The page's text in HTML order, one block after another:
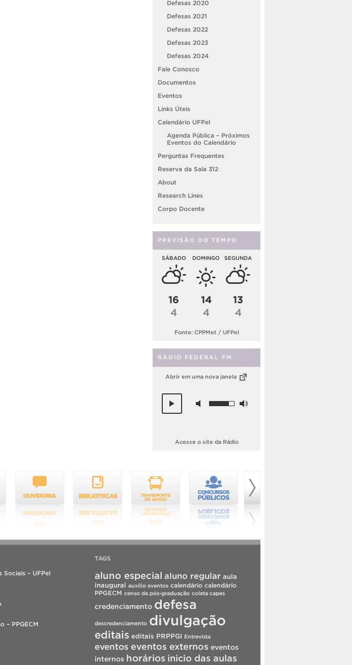
Defesas 2020
Defesas 2021
Defesas 2022
Defesas 2023
Defesas 2024
Fale Conosco
Documentos
Eventos
Links Úteis
Calendário UFPel
Agenda Pública – Próximos
Eventos do Calendário
Perguntas Frequentes
Reserva da Sala 312
About
Research Lines
Corpo Docente
PREVISÃO DO TEMPO
SÁBADO
16
4
DOMINGO
14
4
SEGUNDA
13
4
Fonte: CPPMet / UFPel
RÁDIO FEDERAL FM
Abrir em uma nova janela
Acesse o site da Rádio
Sociais – UFPel
– PPGECM
TAGS
aluno especial aluno regular aula
inaugural auxílio eventos calendário calendário
PPGECM censo da pós-graduação coleta capes
credenciamento defesa
descredenciamento divulgação
editais editais PRPPGI Entrevista
eventos eventos externos eventos
internos horários inicio das aulas